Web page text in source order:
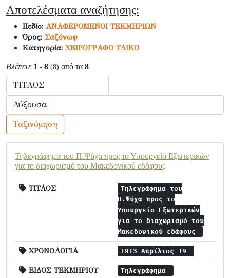
Αποτελέσματα αναζήτησης:
Πεδίο: ΑΝΑΦΕΡΟΜΕΝΟΙ ΤΕΚΜΗΡΙΩΝ
Όρος: Σαζόνωφ
Κατηγορία:ΧΕΙΡΟΓΡΑΦΟ ΥΛΙΚΟ
Βλέπετε 1 - 8 (8) από τα 8
Ταξινόμηση
Τηλεγράφημα του Π.Ψύχα προς το Υπουργείο Εξωτερικών
για το διαχωρισμό του Μακεδονικού εδάφους
ΤΙΤΛΟΣ
Τηλεγράφημα του
Π.Ψύχα προς το
Υπουργείο Εξωτερικών
για το διαχωρισμό του
Μακεδονικού εδάφους
ΧΡΟΝΟΛΟΓΙΑ 1913 Απρίλιος 19
ΕΙΔΟΣ ΤΕΚΜΗΡΙΟΥ Τηλεγράφημα